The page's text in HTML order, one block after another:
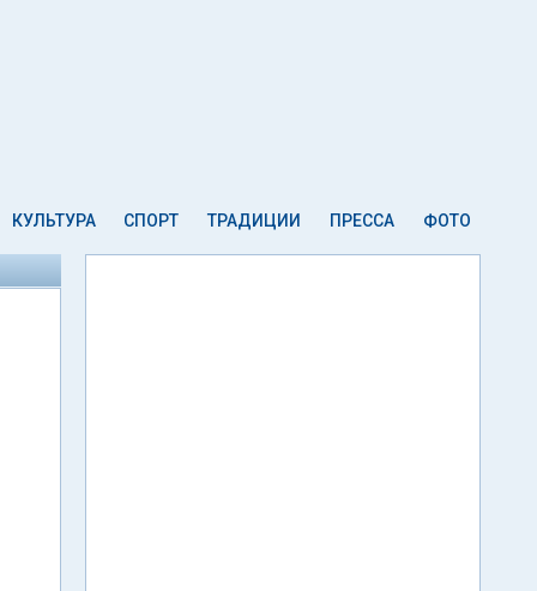
КУЛЬТУРА СПОРТ ТРАДИЦИИ ПРЕССА ФОТО